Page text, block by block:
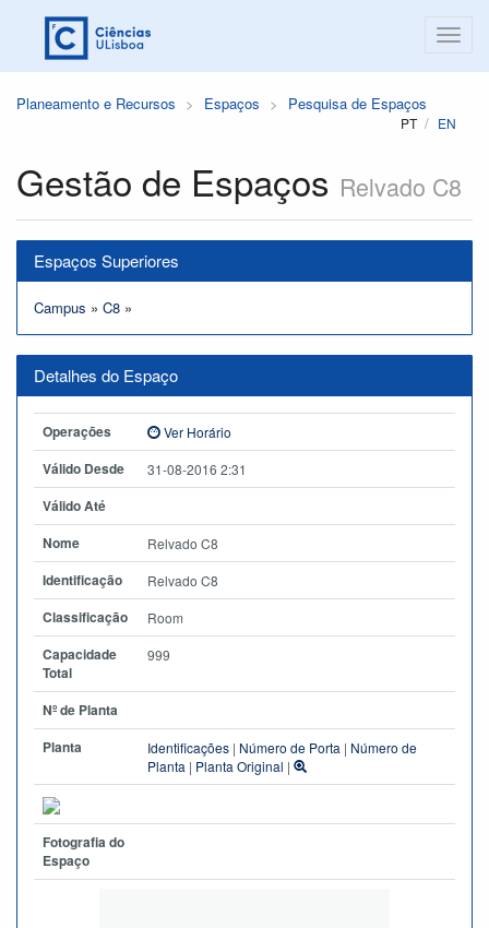
Planeamento e Recursos Espaços Pesquisa de Espaços
PT EN
Gestão de Espaços Relvado C8
Espaços Superiores
Campus » C8 »
Detalhes do Espaço
Operações Ver Horário
Válido Desde 31-08-2016 2:31
Válido Até
Nome
Relvado C8
Identificação Relvado C8
Classificação Room
Capacidade
Total
999
Nº de Planta
Planta
Identificações | Número de Porta | Número de
Planta | Planta Original |
Fotografia do
Espaço